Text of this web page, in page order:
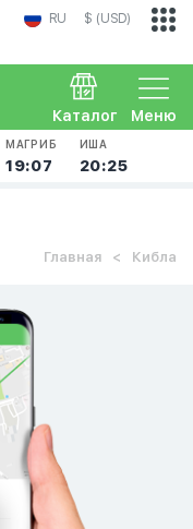
RU $ (USD)
Меню
Каталог
МАГРИБ
19:07
ИША
20:25
Главная Кибла